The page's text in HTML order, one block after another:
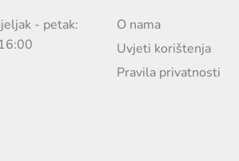
- petak:
O nama
Uvjeti korištenja
Pravila privatnosti